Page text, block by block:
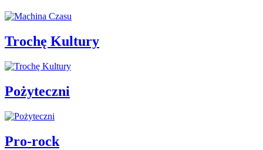
Trochę Kultury
Pożyteczni
Pro-rock